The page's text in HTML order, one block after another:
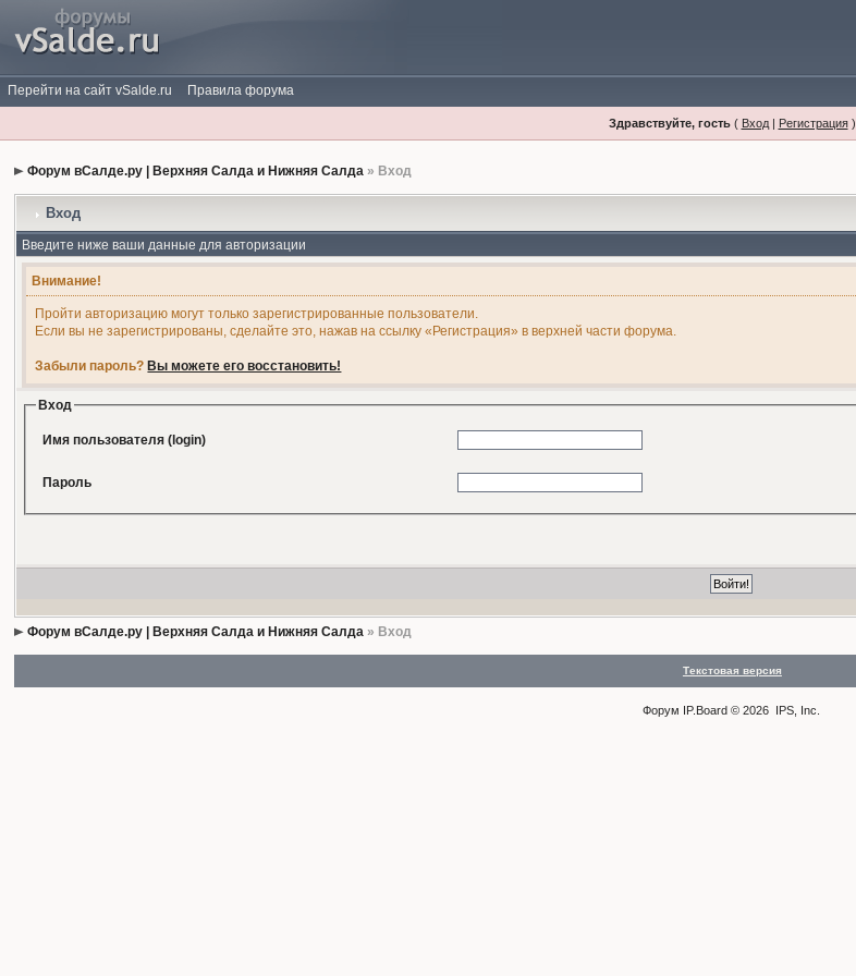
Перейти на сайт vSalde.ru Правила форума
Здравствуйте, гость( Вход| Регистрация)
Форум вСалде.ру | Верхняя Салда и Нижняя Салда » Вход
Вход
Введите ниже ваши данные для авторизации
Внимание!
Пройти авторизацию могут только зарегистрированные пользователи.
Если вы не зарегистрированы, сделайте это, нажав на ссылку «Регистрация» в верхней части форума.
Забыли пароль? Вы можете его восстановить!
Вход
Имя пользователя (login)
Пароль
Форум вСалде.ру | Верхняя Салда и Нижняя Салда » Вход
Текстовая версия
Форум IP.Board © 2026 IPS, Inc